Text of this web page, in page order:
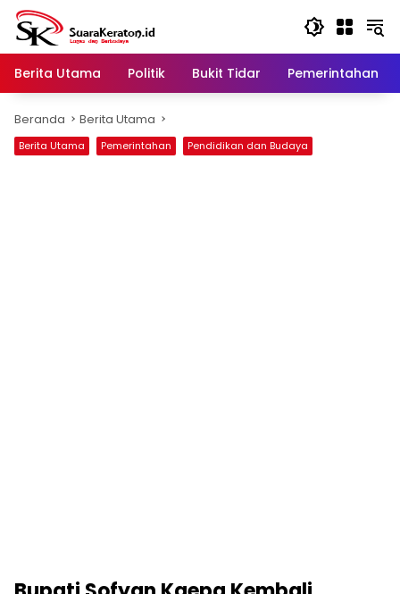
Langsung
konten
Berita Utama
Politik Bukit Tidar Pemerintahan
Beranda Berita Utama
Berita Utama Pemerintahan Pendidikan dan Budaya